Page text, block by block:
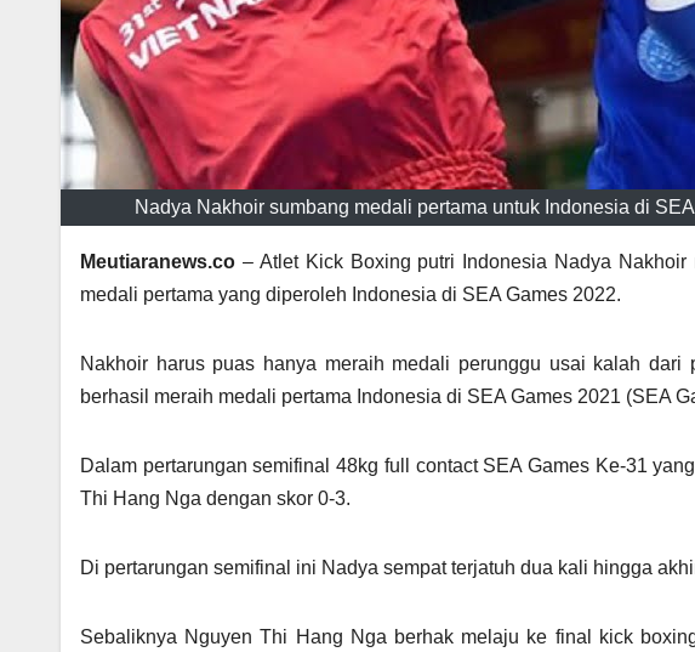
Nadya Nakhoir sumbang medali pertama untuk Indonesia di
Meutiaranews.co – Atlet Kick Boxing putri Indonesia Nadya
medali pertama yang diperoleh Indonesia di SEA Games 2022.
Nakhoir harus puas hanya meraih medali perunggu usai kalah
berhasil meraih medali pertama Indonesia di SEA Games 2021 (SEA
Dalam pertarungan semifinal 48kg full contact SEA Games Ke-31
Thi Hang Nga dengan skor 0-3.
Di pertarungan semifinal ini Nadya sempat terjatuh dua kali hingga
Sebaliknya Nguyen Thi Hang Nga berhak melaju ke final kick